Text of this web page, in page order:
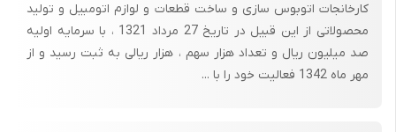
کارخانجات اتوبوس سازی و ساخت قطعات و لوازم اتومبیل و تولید
محصولاتی از این قبیل در تاریخ 27 مرداد 1321 ، با سرمایه اولیه
صد میلیون ریال و تعداد هزار سهم ، هزار ریالی به ثبت رسید و از
مهر ماه 1342 فعالیت خود را با ...